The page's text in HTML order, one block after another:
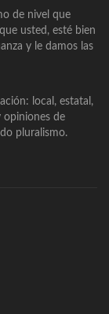
de nivel que
usted, esté bien
y le damos las
local, estatal,
opiniones de
pluralismo.